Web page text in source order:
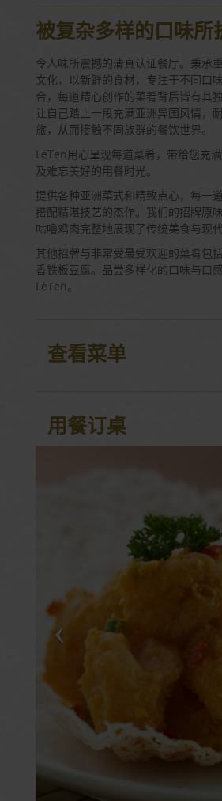
被复杂多样的口味所
令人味所震撼的清真认证餐厅。秉承
文化，以新鲜的食材，专注于不同口
合，每道精心创作的菜肴背后皆有其
让自己踏上一段充满亚洲异国风情，
旅，从而接触不同族群的餐饮世界。
LèTen用心呈现每道菜肴，带给您充
及难忘美好的用餐时光。
提供各种亚洲菜式和精致点心，每一
搭配精湛技艺的杰作。我们的招牌原
咕噜鸡肉完整地展现了传统美食与现
其他招牌与非常受最受欢迎的菜肴包
香铁板豆腐。品尝多样化的口味与口
LèTen。
查看菜单
用餐订桌